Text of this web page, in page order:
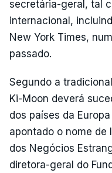
secretária-geral, tal
internacional,
New York Times,
passado.
Segundo a
Ki-Moon deverá
dos países da
apontado o nome de
dos Negócios
diretora-geral do